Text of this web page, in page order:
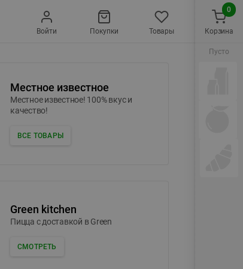
Войти Покупки Товары
Местное известное
Местное известное! 100% вкус и
качество!
ВСЕ ТОВАРЫ
Green kitchen
Пицца c доставкой в Green
СМОТРЕТЬ
Корзина
0
Пусто